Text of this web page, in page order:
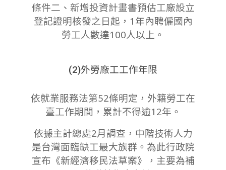
條件二、新增投資計畫書預估工廠設立
登記證明核發之日起，1年內聘僱國內
勞工人數達100人以上。
(2)外勞廠工工作年限
依就業服務法第52條明定，外籍勞工在
臺工作期間，累計不得逾12年。
依據主計總處2月調查，中階技術人力
是台灣面臨缺工最大族群。為此行政院
宣布《新經濟移民法草案》，主要為補